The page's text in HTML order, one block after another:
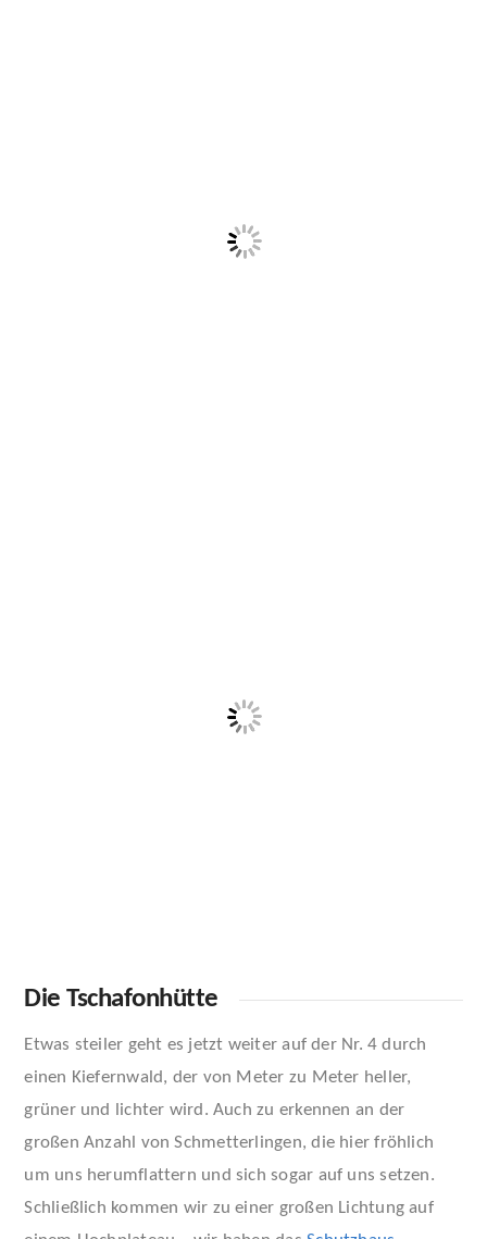
Die Tschafonhütte
Etwas steiler geht es jetzt weiter auf der Nr. 4 durch
einen Kiefernwald, der von Meter zu Meter heller,
grüner und lichter wird. Auch zu erkennen an der
großen Anzahl von Schmetterlingen, die hier fröhlich
um uns herumflattern und sich sogar auf uns setzen.
Schließlich kommen wir zu einer großen Lichtung auf